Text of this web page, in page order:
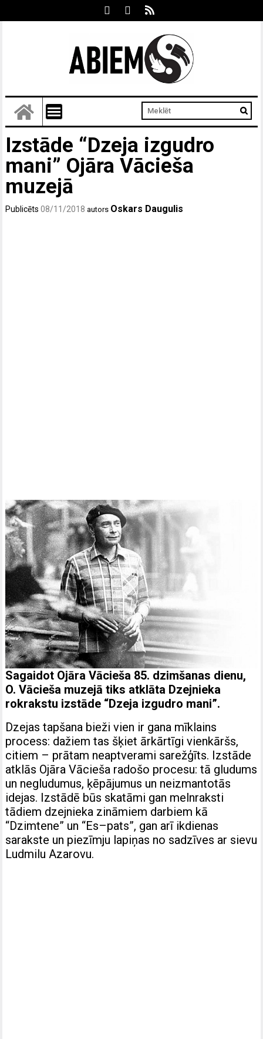
Izstāde “Dzeja izgudro
mani” Ojāra Vācieša
muzejā
Publicēts08/11/2018 autors Oskars Daugulis
Sagaidot Ojāra Vācieša 85. dzimšanas dienu,
O. Vācieša muzejā tiks atklāta Dzejnieka
rokrakstu izstāde “Dzeja izgudro mani”.
Dzejas tapšana bieži vien ir gana mīklains
process: dažiem tas šķiet ārkārtīgi vienkāršs,
citiem – prātam neaptverami sarežģīts. Izstāde
atklās Ojāra Vācieša radošo procesu: tā gludums
un negludumus, ķēpājumus un neizmantotās
idejas. Izstādē būs skatāmi gan melnraksti
tādiem dzejnieka zināmiem darbiem kā
“Dzimtene” un “Es–pats”, gan arī ikdienas
sarakste un piezīmju lapiņas no sadzīves ar sievu
Ludmilu Azarovu.